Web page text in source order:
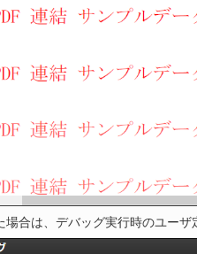
場合は、デバッグ実行時のユー